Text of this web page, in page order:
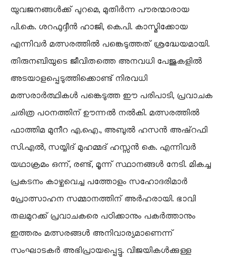
യുവജനങ്ങൾക്ക് പുറമെ, മുതിർന്ന പൗരന്മാരായ
പി.കെ. ശറഫുദ്ദീൻ ഹാജി, കെ.പി. കാസ്മിക്കോയ
എന്നിവർ മത്സരത്തിൽ പങ്കെടുത്തത് ശ്രദ്ധേയമായി.
തിരുനബിയുടെ ജീവിതത്തെ അനവധി പേജുകളിൽ
അടയാളപ്പെടുത്തിക്കൊണ്ട് നിരവധി
മത്സരാർത്ഥികൾ പങ്കെടുത്ത ഈ പരിപാടി, പ്രവാചക
ചരിത്ര പഠനത്തിന് ഊന്നൽ നൽകി. മത്സരത്തിൽ
ഫാത്തിമ മുനീറ എ.ഐ., അബുൽ ഹസൻ അഷ്റഫി
സി.എൽ, സയ്യിദ് മുഹമ്മദ് ഹസ്സൻ കെ. എന്നിവർ
യഥാക്രമം ഒന്ന്, രണ്ട്, മൂന്ന് സ്ഥാനങ്ങൾ നേടി. മികച്ച
പ്രകടനം കാഴ്ചവെച്ച പത്തോളം സഹോദരിമാർ
പ്രോത്സാഹന സമ്മാനത്തിന് അർഹരായി. ഭാവി
തലമുറക്ക് പ്രവാചകരെ പഠിക്കാനും പകർത്താനും
ഇത്തരം മത്സരങ്ങൾ അനിവാര്യമാണെന്ന്
സംഘാടകർ അഭിപ്രായപ്പെട്ടു. വിജയികൾക്കുള്ള